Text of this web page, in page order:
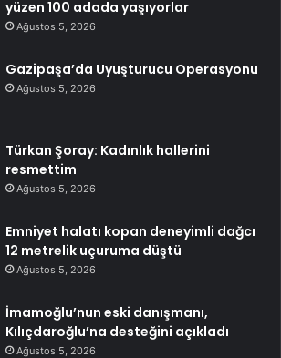
yüzen 100 adada yaşıyorlar
Ağustos 5, 2026
Gazipaşa’da Uyuşturucu Operasyonu
Ağustos 5, 2026
Türkan Şoray: Kadınlık hallerini
resmettim
Ağustos 5, 2026
Emniyet halatı kopan deneyimli dağcı
12 metrelik uçuruma düştü
Ağustos 5, 2026
İmamoğlu’nun eski danışmanı,
Kılıçdaroğlu’na desteğini açıkladı
Ağustos 5, 2026